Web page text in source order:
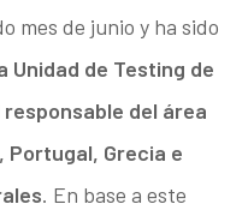
mes de junio y ha sido
Unidad de Testing de
responsable del área
Portugal, Grecia e
. En base a este